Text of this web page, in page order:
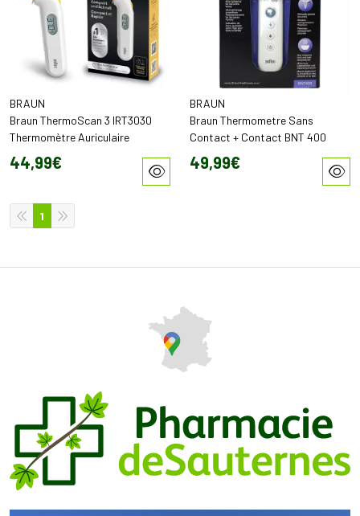
BRAUN
Braun ThermoScan 3 IRT3030
Thermomètre Auriculaire
44,99€
BRAUN
Braun Thermometre Sans
Contact + Contact BNT 400
49,99€
1